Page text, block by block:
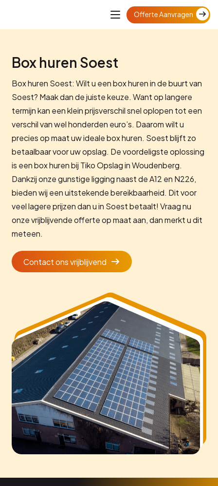
Offerte Aanvragen
Box huren Soest
Box huren Soest: Wilt u een box huren in de buurt van
Soest? Maak dan de juiste keuze. Want op langere
termijn kan een klein prijsverschil snel oplopen tot een
verschil van wel honderden euro’s. Daarom wilt u
precies op maat uw ideale box huren. Soest blijft zo
betaalbaar voor uw opslag. De voordeligste oplossing
is een box huren bij Tiko Opslag in Woudenberg.
Dankzij onze gunstige ligging naast de A12 en N226,
bieden wij een uitstekende bereikbaarheid. Dit voor
veel lagere prijzen dan u in Soest betaalt! Vraag nu
onze vrijblijvende offerte op maat aan, dan merkt u dit
meteen.
Contact ons vrijblijvend